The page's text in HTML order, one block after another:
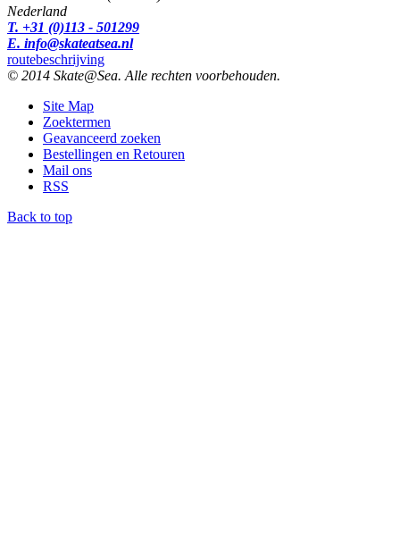
Nederland
T. +31 (0)113 - 501299
E. info@skateatsea.nl
routebeschrijving
© 2014 Skate@Sea. Alle rechten voorbehouden.
Site Map
Zoektermen
Geavanceerd zoeken
Bestellingen en Retouren
Mail ons
RSS
Back to top